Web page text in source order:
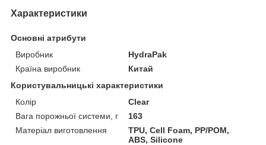
Характеристики
Основні атрибути
Виробник
HydraPak
Країна виробник
Китай
Користувальницькі характеристики
Колір
Clear
Вага порожньої системи, г
163
Матеріал виготовлення
TPU, Cell Foam, PP/POM,
ABS, Silicone